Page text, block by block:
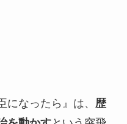
になったら』は、 歴